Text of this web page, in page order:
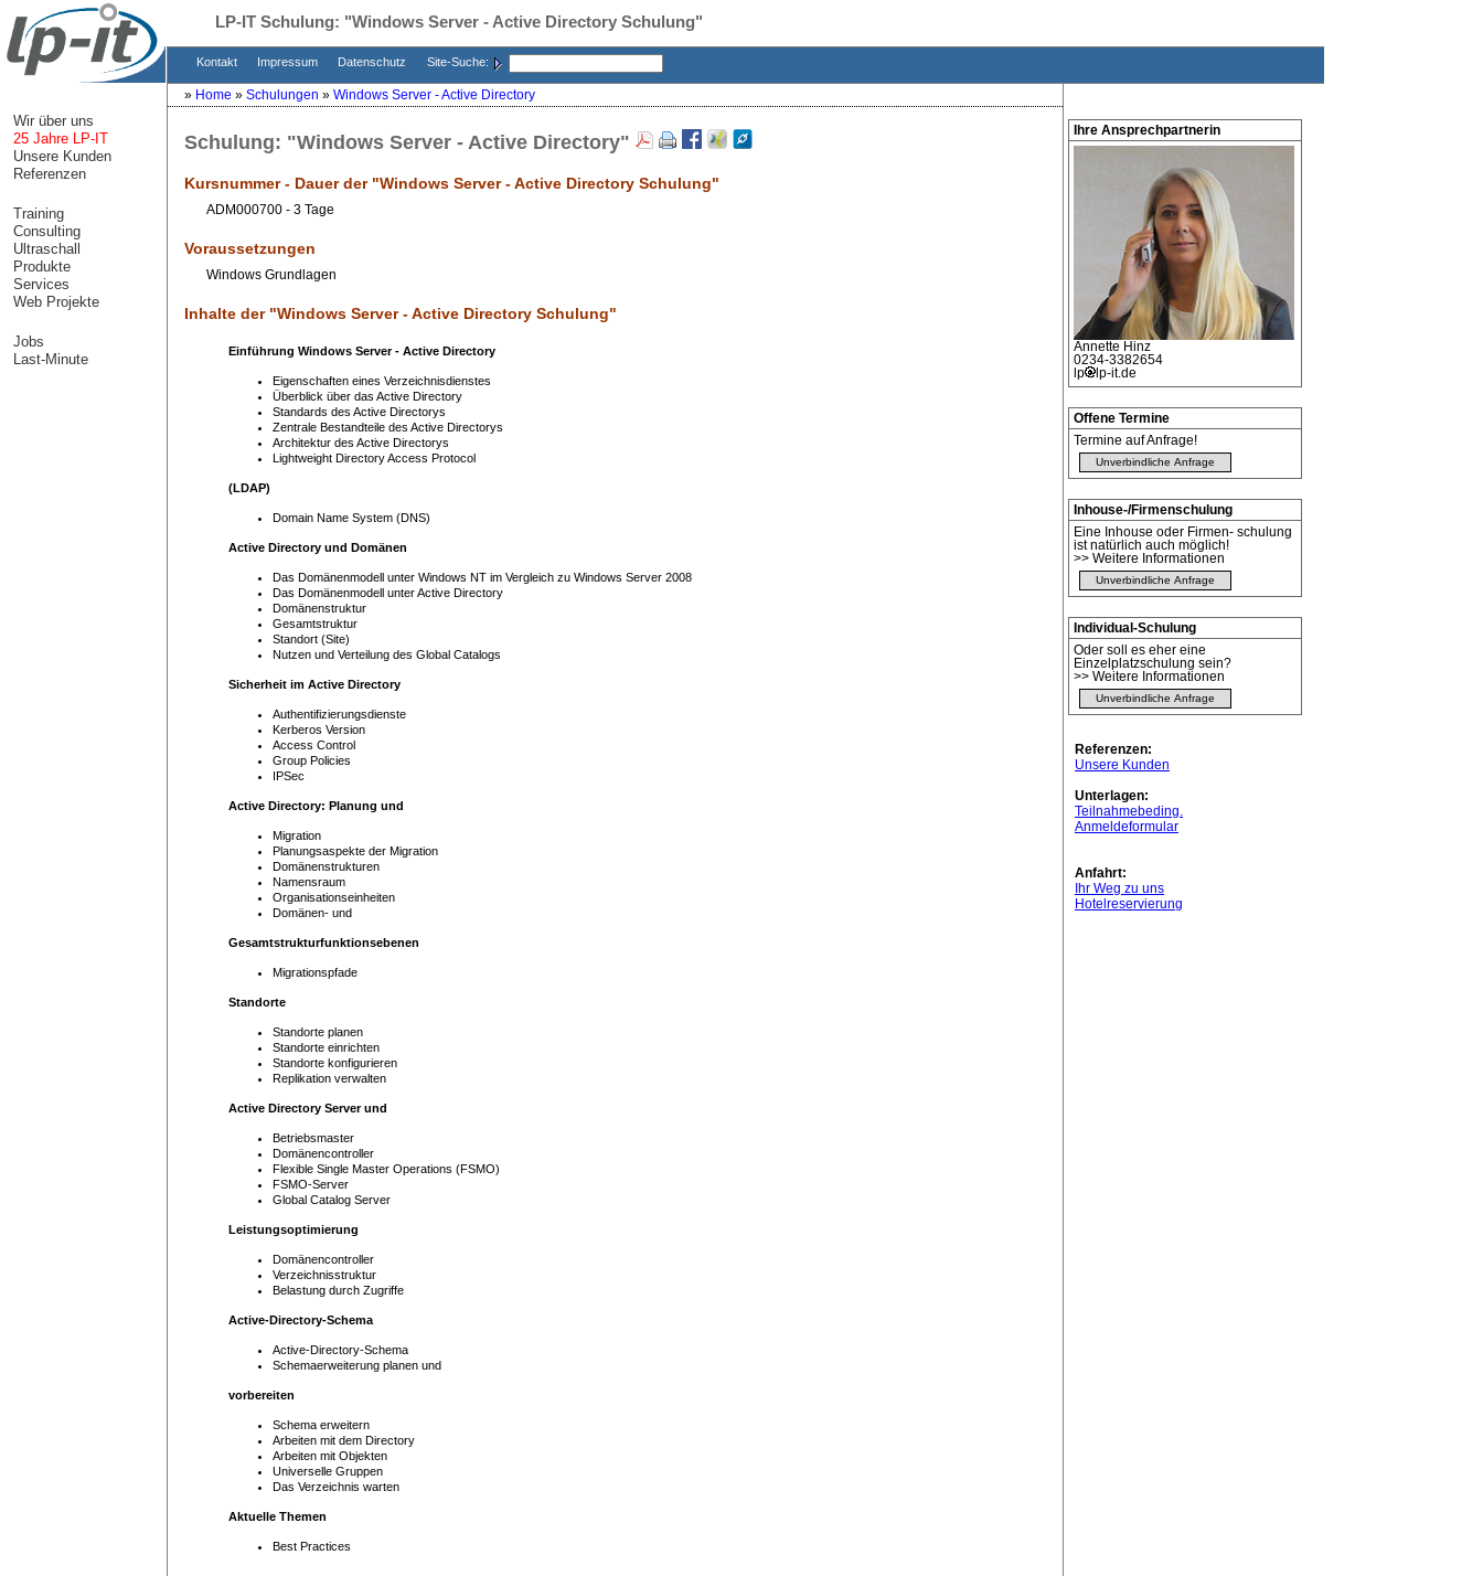
LP-IT Schulung: "Windows Server - Active Directory Schulung"
Kontakt Impressum Datenschutz Site-Suche:
» Home » Schulungen » Windows Server - Active Directory
Schulung: "Windows Server - Active Directory"
Kursnummer - Dauer der "Windows Server - Active Directory Schulung"
ADM000700 - 3 Tage
Voraussetzungen
Windows Grundlagen
Inhalte der "Windows Server - Active Directory Schulung"
Einführung Windows Server - Active Directory
Eigenschaften eines Verzeichnisdienstes
Überblick über das Active Directory
Standards des Active Directorys
Zentrale Bestandteile des Active Directorys
Architektur des Active Directorys
Lightweight Directory Access Protocol
(LDAP)
Domain Name System (DNS)
Active Directory und Domänen
Das Domänenmodell unter Windows NT im Vergleich zu Windows Server 2008
Das Domänenmodell unter Active Directory
Domänenstruktur
Gesamtstruktur
Standort (Site)
Nutzen und Verteilung des Global Catalogs
Sicherheit im Active Directory
Authentifizierungsdienste
Kerberos Version
Access Control
Group Policies
IPSec
Active Directory: Planung und
Migration
Planungsaspekte der Migration
Domänenstrukturen
Namensraum
Organisationseinheiten
Domänen- und
Gesamtstrukturfunktionsebenen
Migrationspfade
Standorte
Standorte planen
Standorte einrichten
Standorte konfigurieren
Replikation verwalten
Active Directory Server und
Betriebsmaster
Domänencontroller
Flexible Single Master Operations (FSMO)
FSMO-Server
Global Catalog Server
Leistungsoptimierung
Domänencontroller
Verzeichnisstruktur
Belastung durch Zugriffe
Active-Directory-Schema
Active-Directory-Schema
Schemaerweiterung planen und
vorbereiten
Schema erweitern
Arbeiten mit dem Directory
Arbeiten mit Objekten
Universelle Gruppen
Das Verzeichnis warten
Aktuelle Themen
Best Practices
Ihre Ansprechpartnerin
Annette Hinz
0234-3382654
lp
lp-it.de
Offene Termine
Termine auf Anfrage!
Unverbindliche Anfrage
Inhouse-/Firmenschulung
Eine Inhouse oder Firmen- schulung
ist natürlich auch möglich!
>> Weitere Informationen
Unverbindliche Anfrage
Individual-Schulung
Oder soll es eher eine
Einzelplatzschulung sein?
>> Weitere Informationen
Unverbindliche Anfrage
Referenzen:
Unsere Kunden
Unterlagen:
Teilnahmebeding.
Anmeldeformular
Anfahrt:
Ihr Weg zu uns
Hotelreservierung
Wir über uns
25 Jahre LP-IT
Unsere Kunden
Referenzen
Training
Consulting
Ultraschall
Produkte
Services
Web Projekte
Jobs
Last-Minute